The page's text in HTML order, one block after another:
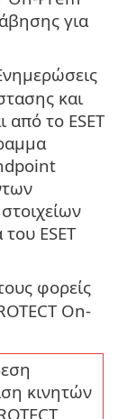
για
και
το ESET
ESET
φορείς
On-
κινητών